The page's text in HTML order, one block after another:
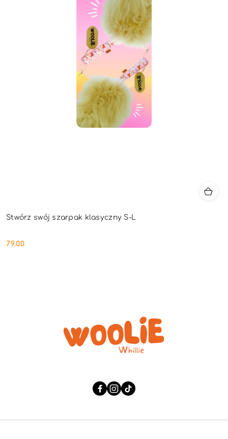
Stwórz swój szarpak klasyczny S-L
Cena:
79.00